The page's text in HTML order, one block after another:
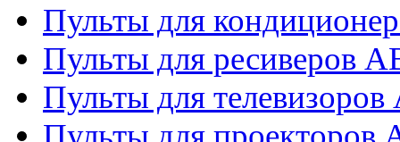
Пульты для
Пульты для ресиверов
Пульты для телевизоров